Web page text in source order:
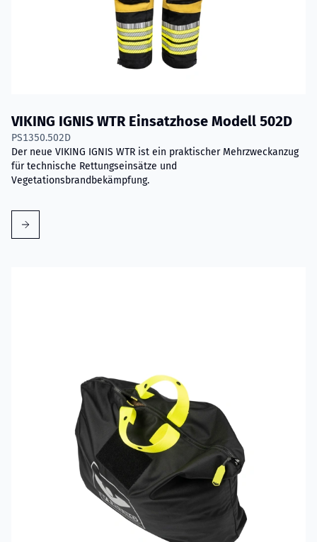
VIKING IGNIS WTR Einsatzhose Modell 502D
PS1350.502D
Der neue VIKING IGNIS WTR ist ein praktischer Mehrzweckanzug
für technische Rettungseinsätze und
Vegetationsbrandbekämpfung.